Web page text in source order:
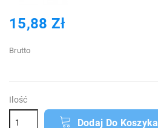
15,88 Zł
Brutto
Ilość
Dodaj Do Koszyka